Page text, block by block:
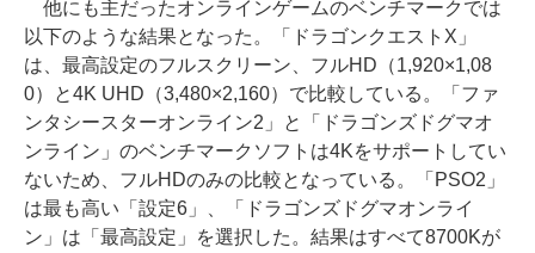
他にも主だったオンラインゲームのベンチマークでは
以下のような結果となった。「ドラゴンクエストX」
は、最高設定のフルスクリーン、フルHD（1,920×1,08
0）と4K UHD（3,480×2,160）で比較している。「ファ
ンタシースターオンライン2」と「ドラゴンズドグマオ
ンライン」のベンチマークソフトは4Kをサポートしてい
ないため、フルHDのみの比較となっている。「PSO2」
は最も高い「設定6」、「ドラゴンズドグマオンライ
ン」は「最高設定」を選択した。結果はすべて8700Kが